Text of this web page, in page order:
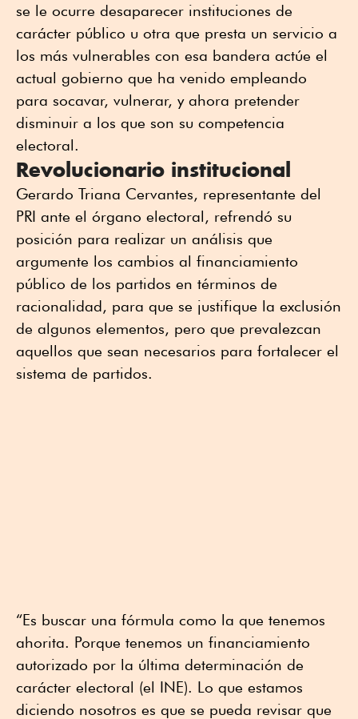
se le ocurre desaparecer instituciones de
carácter público u otra que presta un servicio a
los más vulnerables con esa bandera actúe el
actual gobierno que ha venido empleando
para socavar, vulnerar, y ahora pretender
disminuir a los que son su competencia
electoral.
Revolucionario institucional
Gerardo Triana Cervantes, representante del
PRI ante el órgano electoral, refrendó su
posición para realizar un análisis que
argumente los cambios al financiamiento
público de los partidos en términos de
racionalidad, para que se justifique la exclusión
de algunos elementos, pero que prevalezcan
aquellos que sean necesarios para fortalecer el
sistema de partidos.
“Es buscar una fórmula como la que tenemos
ahorita. Porque tenemos un financiamiento
autorizado por la última determinación de
carácter electoral (el INE). Lo que estamos
diciendo nosotros es que se pueda revisar que